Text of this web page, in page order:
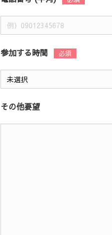
参加する時間
その他要望